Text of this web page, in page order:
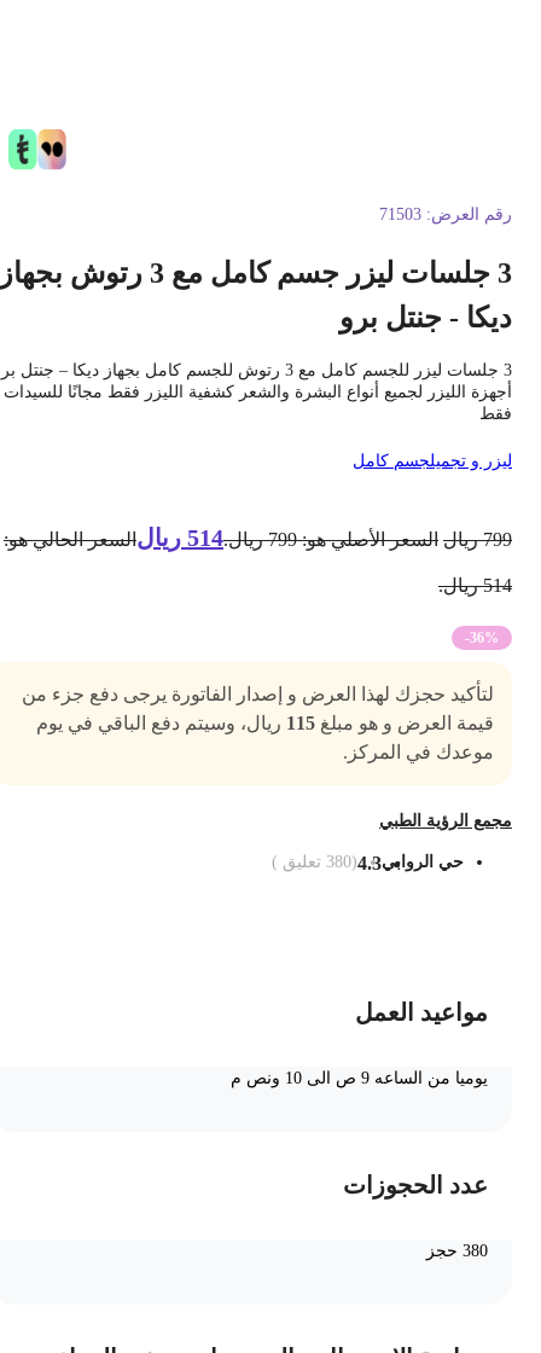
العرض: 71503
3 جلسات ليزر جسم كامل مع 3 رتوش بجهاز
- جنتل برو
3 جلسات ليزر للجسم كامل مع 3 رتوش للجسم كامل بجهاز ديكا – جنتل برو
الليزر لجميع أنواع البشرة والشعر كشفية الليزر فقط مجانًا للسيدات
و تجميلجسم كامل
ريال السعر الأصلي هو: 799 ريال. 514 ريال السعر الحالي هو:
-36%
لتأكيد حجزك لهذا العرض و إصدار الفاتورة يرجى دفع جزء من
قيمة العرض و هو مبلغ115 ريال، وسيتم دفع الباقي في يوم
موعدك في المركز.
الرؤية الطبي
حي الروابي 4.3
(
380تعليق )
مواعيد العمل
يوميا من الساعه 9 ص الى 10 ونص م
عدد الحجوزات